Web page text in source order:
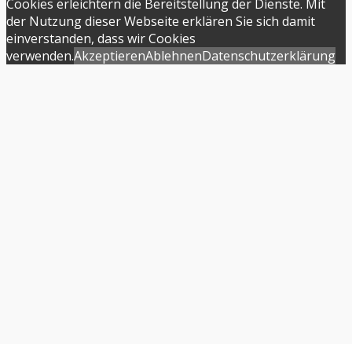
Cookies erleichtern die Bereitstellung der Dienste. Mit
der Nutzung dieser Webseite erklären Sie sich damit
einverstanden, dass wir Cookies
verwenden.AkzeptierenAblehnenDatenschutzerklärung